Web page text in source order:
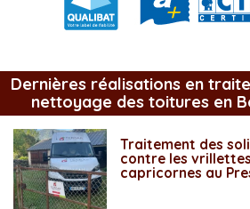
Dernières réalisations en
nettoyage des toitures en
Traitement des
contre les
capricornes au